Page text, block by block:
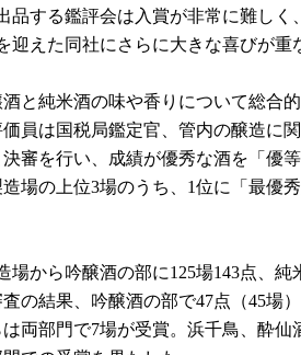
品する鑑評会は入賞が非常に難し
迎えた同社にさらに大きな喜びが重
と純米酒の味や香りについて総合
員は国税局鑑定官、管内の醸造に
審を行い、成績が優秀な酒を「優
場の上位3場のうち、1位に「最優
から吟醸酒の部に125場143点、純
査の結果、吟醸酒の部で47点（45場
両部門で7場が受賞。浜千鳥、酔